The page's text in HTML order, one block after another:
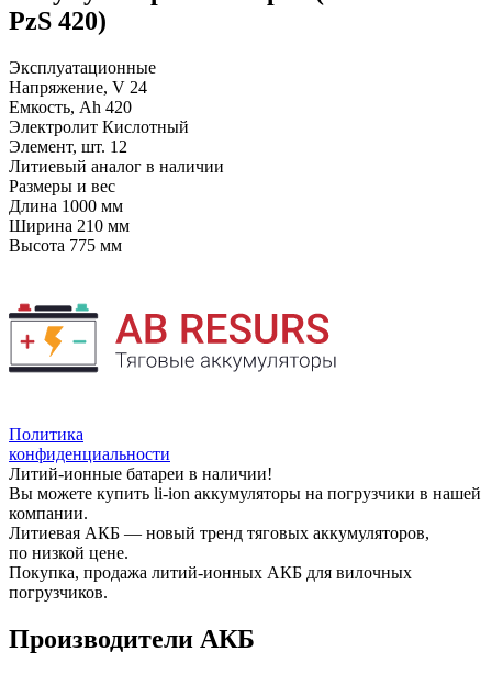
PzS 420)
Эксплуатационные
Напряжение, V 24
Емкость, Ah 420
Электролит Кислотный
Элемент, шт. 12
Литиевый аналог в наличии
Размеры и вес
Длина 1000 мм
Ширина 210 мм
Высота 775 мм
Политика
конфиденциальности
Литий-ионные батареи в наличии!
Вы можете купить li-ion аккумуляторы на погрузчики в нашей
компании.
Литиевая АКБ — новый тренд тяговых аккумуляторов,
по низкой цене.
Покупка, продажа литий-ионных АКБ для вилочных
погрузчиков.
Производители АКБ